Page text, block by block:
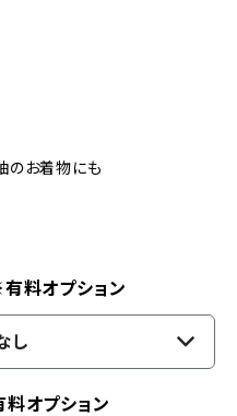
のお着物にも
料オプション
し
オプション